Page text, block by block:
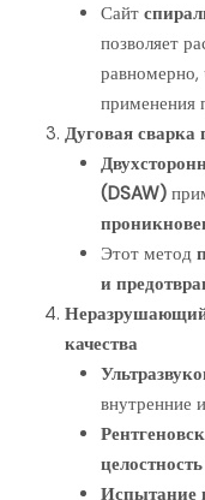
Сайт
позволяет
равномерно,
применения
Дуговая
(DSAW)
Этот метод
и
качества
внутренние
Испытание